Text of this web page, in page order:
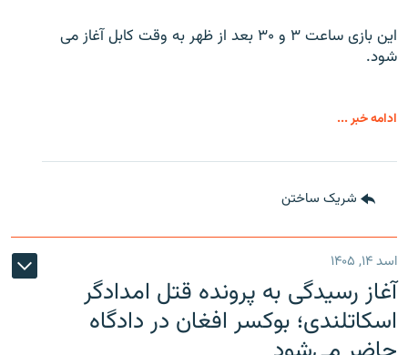
این بازی ساعت ۳ و ۳۰ بعد از ظهر به وقت کابل آغاز می
شود.
ادامه خبر ...
شریک ساختن
اسد ۱۴, ۱۴۰۵
آغاز رسیدگی به پرونده قتل امدادگر
اسکاتلندی؛ بوکسر افغان در دادگاه